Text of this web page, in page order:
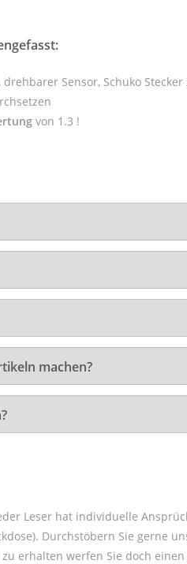
Sensor, Schuko
von 1.3 !
machen?
Leser hat individuelle
Durchstöbern Sie gerne
erhalten werfen Sie doch